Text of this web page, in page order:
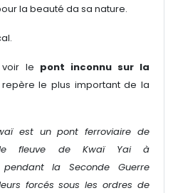
la beauté da sa nature.
le pont inconnu sur la
le plus important de la
est un pont ferroviaire de
le fleuve de Kwaï Yai à
pendant la Seconde Guerre
forcés sous les ordres de